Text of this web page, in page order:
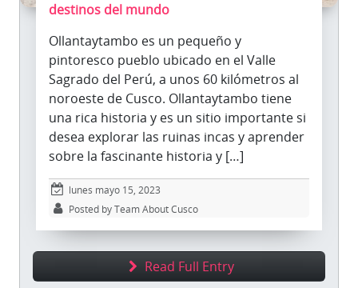
destinos del mundo
Ollantaytambo es un pequeño y
pintoresco pueblo ubicado en el Valle
Sagrado del Perú, a unos 60 kilómetros al
noroeste de Cusco. Ollantaytambo tiene
una rica historia y es un sitio importante si
desea explorar las ruinas incas y aprender
sobre la fascinante historia y […]
lunes mayo 15, 2023
Posted by Team About Cusco
Read Full Entry